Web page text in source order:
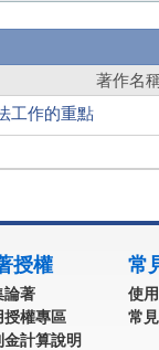
著作名
工作的重點
授權
論著
授權專區
金計算說明
常
使
常